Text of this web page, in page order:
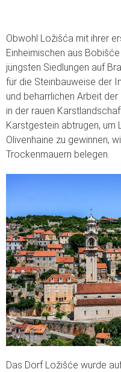
Obwohl Ložišća mit ihrer
Einheimischen aus
jüngsten Siedlungen auf
für die Steinbauweise der
und beharrlichen Arbeit
in der rauen
Karstgestein abtrugen, um
Olivenhaine zu gewinnen,
Trockenmauern belegen.
Das Dorf Ložišće wurde